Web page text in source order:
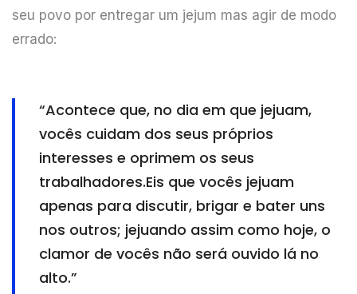
seu povo por entregar um jejum mas agir de modo
errado:
“Acontece que, no dia em que jejuam,
vocês cuidam dos seus próprios
interesses e oprimem os seus
trabalhadores.Eis que vocês jejuam
apenas para discutir, brigar e bater uns
nos outros; jejuando assim como hoje, o
clamor de vocês não será ouvido lá no
alto.”